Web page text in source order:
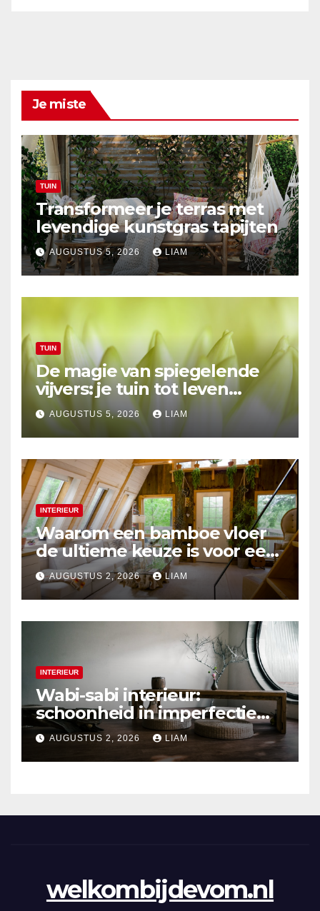
Je miste
TUIN
Transformeer je terras met
levendige kunstgras tapijten
AUGUSTUS 5, 2026 LIAM
TUIN
De magie van spiegelende
vijvers: je tuin tot leven
brengen
AUGUSTUS 5, 2026 LIAM
INTERIEUR
Waarom een bamboe vloer
de ultieme keuze is voor een
duurzaam interieur
AUGUSTUS 2, 2026 LIAM
INTERIEUR
Wabi-sabi interieur:
schoonheid in imperfectie
ontdekken
AUGUSTUS 2, 2026 LIAM
welkombijdevom.nl